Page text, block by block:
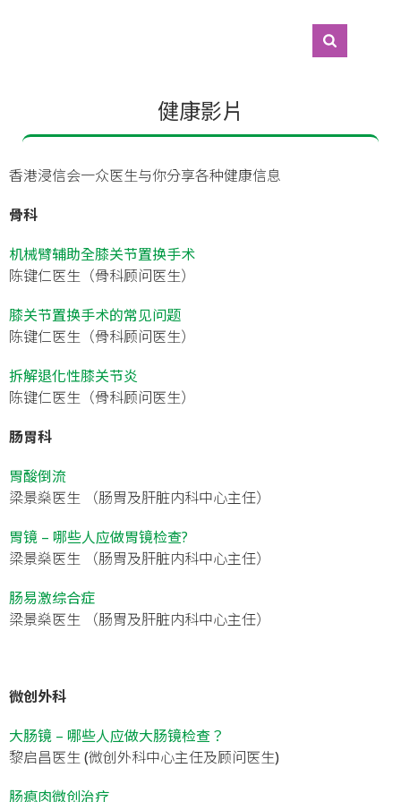
健康影片
香港浸信会一众医生与你分享各种健康信息
骨科
机械臂辅助全膝关节置换手术
陈键仁医生（骨科顾问医生）
膝关节置换手术的常见问题
陈键仁医生（骨科顾问医生）
拆解退化性膝关节炎
陈键仁医生（骨科顾问医生）
肠胃科
胃酸倒流
梁景燊医生 （肠胃及肝脏内科中心主任）
胃镜 – 哪些人应做胃镜检查?
梁景燊医生 （肠胃及肝脏内科中心主任）
肠易激综合症
梁景燊医生 （肠胃及肝脏内科中心主任）
微创外科
大肠镜 – 哪些人应做大肠镜检查？
黎启昌医生 (微创外科中心主任及顾问医生)
肠瘜肉微创治疗